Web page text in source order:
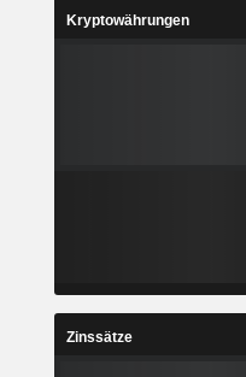
Kryptowährungen
Zinssätze